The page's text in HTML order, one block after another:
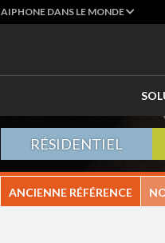
AIPHONE DANS LE MONDE
RÉSIDENTIEL
ANCIENNE RÉFÉRENCE